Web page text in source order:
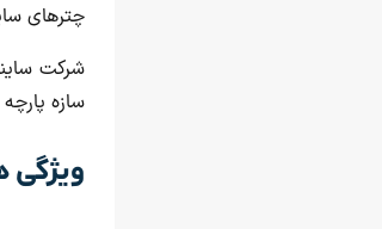
چترهای
شرکت
سازه
ویژگی